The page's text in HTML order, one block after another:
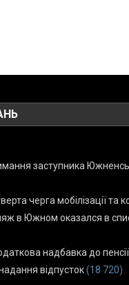
заступника
черга мобілізації та
в Южном оказался в
надбавка до пенсії
відпусток (18 720)